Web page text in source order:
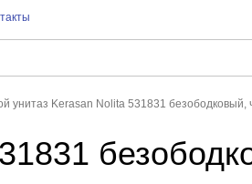
унитаз Kerasan Nolita 531831 безободковый,